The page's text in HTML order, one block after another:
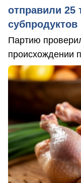
отправили 25
субпродуктов
Партию
происхождении